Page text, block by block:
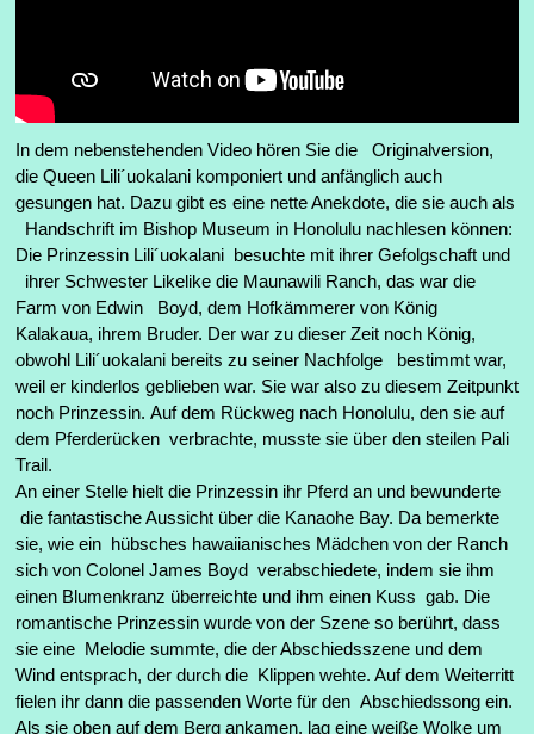
In dem nebenstehenden Video hören Sie die Originalversion,
die Queen Lili´uokalani komponiert und anfänglich auch
gesungen hat. Dazu gibt es eine nette Anekdote, die sie auch als
Handschrift im Bishop Museum in Honolulu nachlesen können:
Die Prinzessin Lili´uokalani besuchte mit ihrer Gefolgschaft und
ihrer Schwester Likelike die Maunawili Ranch, das war die
Farm von Edwin Boyd, dem Hofkämmerer von König
Kalakaua, ihrem Bruder. Der war zu dieser Zeit noch König,
obwohl Lili´uokalani bereits zu seiner Nachfolge bestimmt war,
weil er kinderlos geblieben war. Sie war also zu diesem Zeitpunkt
noch Prinzessin. Auf dem Rückweg nach Honolulu, den sie auf
dem Pferderücken verbrachte, musste sie über den steilen Pali
Trail.
An einer Stelle hielt die Prinzessin ihr Pferd an und bewunderte
die fantastische Aussicht über die Kanaohe Bay. Da bemerkte
sie, wie ein hübsches hawaiianisches Mädchen von der Ranch
sich von Colonel James Boyd verabschiedete, indem sie ihm
einen Blumenkranz überreichte und ihm einen Kuss gab. Die
romantische Prinzessin wurde von der Szene so berührt, dass
sie eine Melodie summte, die der Abschiedsszene und dem
Wind entsprach, der durch die Klippen wehte. Auf dem Weiterritt
fielen ihr dann die passenden Worte für den Abschiedssong ein.
Als sie oben auf dem Berg ankamen, lag eine weiße Wolke um